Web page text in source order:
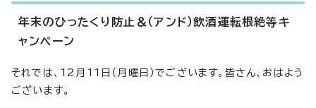
年末のひったくり防止＆（アンド）飲酒運転根絶等キ
ャンペーン
それでは、12月11日（月曜日）でございます。皆さん、おはよう
ございます。